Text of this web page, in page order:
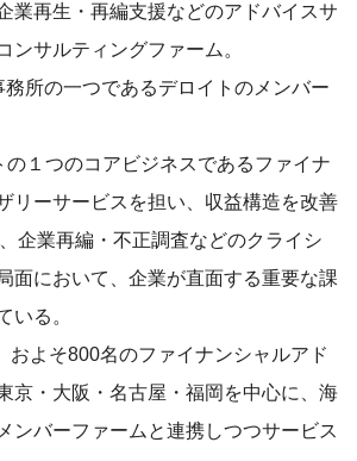
業再生・再編支援などのアドバイスサ
ンサルティングファーム。
務所の一つであるデロイトのメンバー
の１つのコアビジネスであるファイナ
リーサービスを担い、収益構造を改善
企業再編・不正調査などのクライシ
面において、企業が直面する重要な課
いる。
およそ800名のファイナンシャルアド
京・大阪・名古屋・福岡を中心に、海
ンバーファームと連携しつつサービス